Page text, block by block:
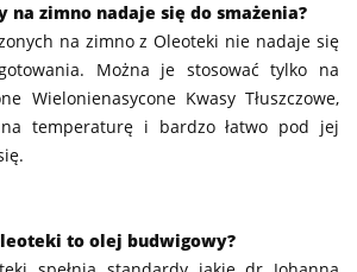
na zimno nadaje się do smażenia?
na zimno z Oleoteki nie nadaje się
Można je stosować tylko na
Wielonienasycone Kwasy Tłuszczowe,
temperaturę i bardzo łatwo pod jej
to olej budwigowy?